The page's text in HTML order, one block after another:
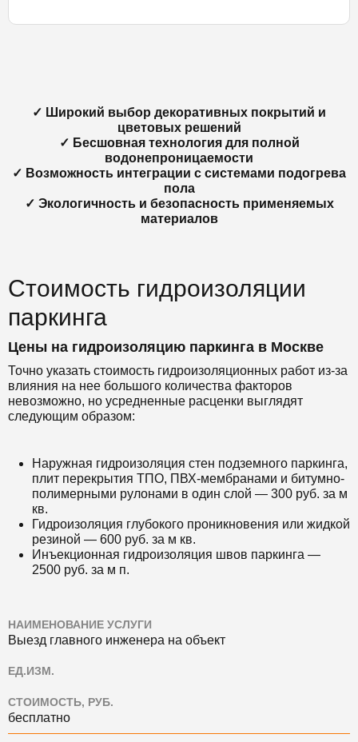
✓ Широкий выбор декоративных покрытий и
цветовых решений
✓ Бесшовная технология для полной
водонепроницаемости
✓ Возможность интеграции с системами подогрева
пола
✓ Экологичность и безопасность применяемых
материалов
Стоимость гидроизоляции
паркинга
Цены на гидроизоляцию паркинга в Москве
Точно указать стоимость гидроизоляционных работ из-за
влияния на нее большого количества факторов
невозможно, но усредненные расценки выглядят
следующим образом:
Наружная гидроизоляция стен подземного паркинга,
плит перекрытия ТПО, ПВХ-мембранами и битумно-
полимерными рулонами в один слой — 300 руб. за м
кв.
Гидроизоляция глубокого проникновения или жидкой
резиной — 600 руб. за м кв.
Инъекционная гидроизоляция швов паркинга —
2500 руб. за м п.
НАИМЕНОВАНИЕ УСЛУГИ
Выезд главного инженера на объект
ЕД.ИЗМ.
СТОИМОСТЬ, РУБ.
бесплатно